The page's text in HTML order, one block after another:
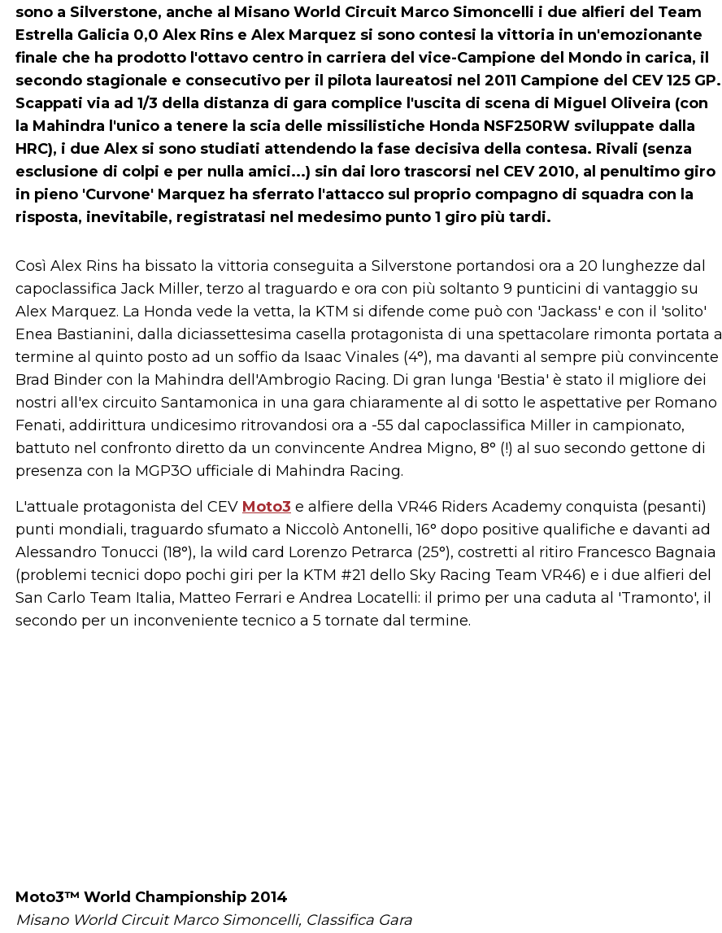
sono a Silverstone, anche al Misano World Circuit Marco Simoncelli i due alfieri del Team
Estrella Galicia 0,0 Alex Rins e Alex Marquez si sono contesi la vittoria in un'emozionante
finale che ha prodotto l'ottavo centro in carriera del vice-Campione del Mondo in carica, il
secondo stagionale e consecutivo per il pilota laureatosi nel 2011 Campione del CEV 125 GP.
Scappati via ad 1/3 della distanza di gara complice l'uscita di scena di Miguel Oliveira (con
la Mahindra l'unico a tenere la scia delle missilistiche Honda NSF250RW sviluppate dalla
HRC), i due Alex si sono studiati attendendo la fase decisiva della contesa. Rivali (senza
esclusione di colpi e per nulla amici...) sin dai loro trascorsi nel CEV 2010, al penultimo giro
in pieno 'Curvone' Marquez ha sferrato l'attacco sul proprio compagno di squadra con la
risposta, inevitabile, registratasi nel medesimo punto 1 giro più tardi.
Così Alex Rins ha bissato la vittoria conseguita a Silverstone portandosi ora a 20 lunghezze dal
capoclassifica Jack Miller, terzo al traguardo e ora con più soltanto 9 punticini di vantaggio su
Alex Marquez. La Honda vede la vetta, la KTM si difende come può con 'Jackass' e con il 'solito'
Enea Bastianini, dalla diciassettesima casella protagonista di una spettacolare rimonta portata a
termine al quinto posto ad un soffio da Isaac Vinales (4°), ma davanti al sempre più convincente
Brad Binder con la Mahindra dell'Ambrogio Racing. Di gran lunga 'Bestia' è stato il migliore dei
nostri all'ex circuito Santamonica in una gara chiaramente al di sotto le aspettative per Romano
Fenati, addirittura undicesimo ritrovandosi ora a -55 dal capoclassifica Miller in campionato,
battuto nel confronto diretto da un convincente Andrea Migno, 8° (!) al suo secondo gettone di
presenza con la MGP3O ufficiale di Mahindra Racing.
L'attuale protagonista del CEV Moto3 e alfiere della VR46 Riders Academy conquista (pesanti)
punti mondiali, traguardo sfumato a Niccolò Antonelli, 16° dopo positive qualifiche e davanti ad
Alessandro Tonucci (18°), la wild card Lorenzo Petrarca (25°), costretti al ritiro Francesco Bagnaia
(problemi tecnici dopo pochi giri per la KTM #21 dello Sky Racing Team VR46) e i due alfieri del
San Carlo Team Italia, Matteo Ferrari e Andrea Locatelli: il primo per una caduta al 'Tramonto', il
secondo per un inconveniente tecnico a 5 tornate dal termine.
Moto3™ World Championship 2014
Misano World Circuit Marco Simoncelli, Classifica Gara